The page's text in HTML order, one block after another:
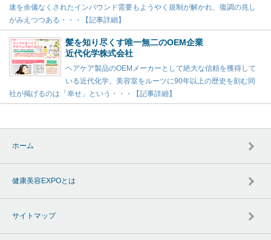
速を余儀なくされたインバウンド需要もようやく規制が解かれ、復調の兆し
がみえつつある・・・【記事詳細】
髪を知り尽くす唯一無二のOEM企業
近代化学株式会社
ヘアケア製品のOEMメーカーとして絶大な信頼を獲得して
いる近代化学。美容室をルーツに90年以上の歴史を刻む同
社が掲げるのは「幸せ」という・・・【記事詳細】
ホーム
健康美容EXPOとは
サイトマップ